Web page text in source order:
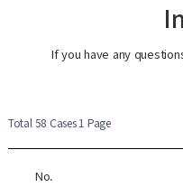
If you have any
Total 58 Cases1 Page
No.